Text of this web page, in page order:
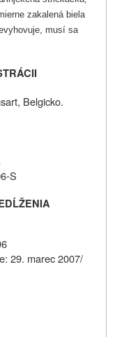
zakalená biela
musí sa
Belgicko.
S
29. marec 2007/